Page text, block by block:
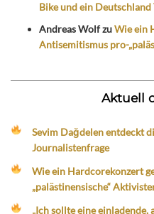
Bike und ein Deutschland
Andreas WolfzuWie ein
Antisemitismus pro-
Aktuell
Sevim Dağdelen entdeckt
Journalistenfrage
Wie ein Hardcorekonzert
„palästinensische“
„Ich sollte eine